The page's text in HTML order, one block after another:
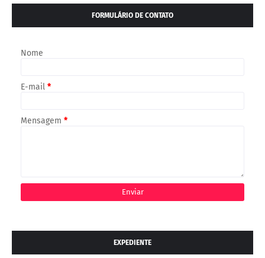
FORMULÁRIO DE CONTATO
Nome
E-mail *
Mensagem *
EXPEDIENTE